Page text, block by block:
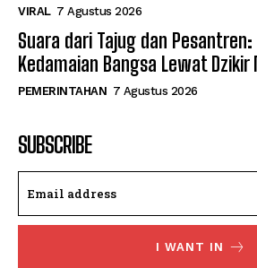
VIRAL 7 Agustus 2026
Suara dari Tajug dan
Kedamaian Bangsa Lewat Dzikir
PEMERINTAHAN 7 Agustus 2026
SUBSCRIBE
I WANT IN